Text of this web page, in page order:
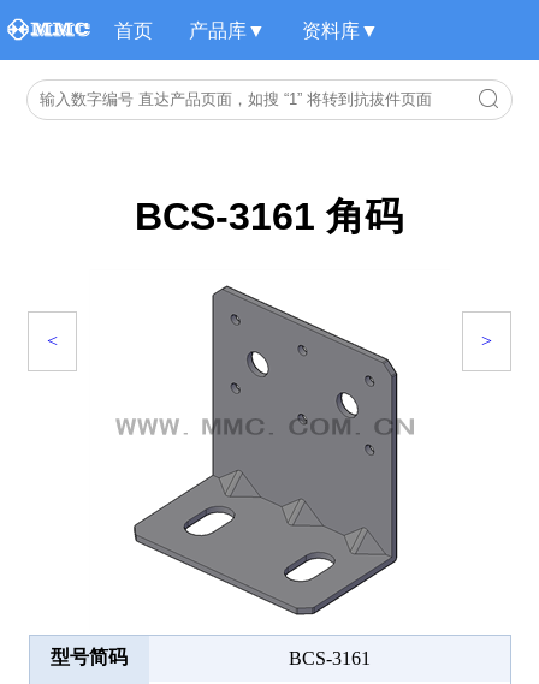
首页 产品库▼ 资料库▼
BCS-3161 角码
< >
型号简码 BCS-3161